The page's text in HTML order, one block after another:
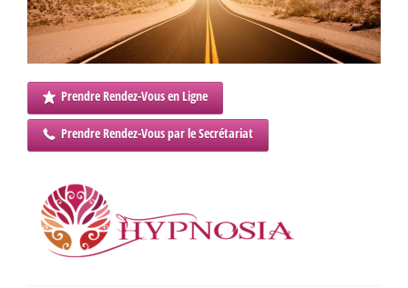
Prendre Rendez-Vous en Ligne
Prendre Rendez-Vous par le Secrétariat